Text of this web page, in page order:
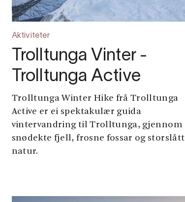
Aktiviteter
Trolltunga Vinter -
Trolltunga Active
Trolltunga Winter Hike frå Trolltunga
Active er ei spektakulær guida
vintervandring til Trolltunga, gjennom
snødekte fjell, frosne fossar og storslått
natur.